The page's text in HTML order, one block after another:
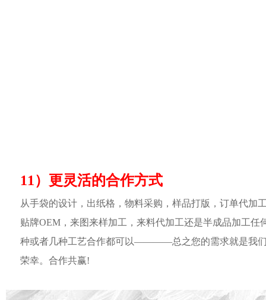
11）更灵活的合作方式
从手袋的设计，出纸格，物料采购，样品打版，订单代加
贴牌OEM，来图来样加工，来料代加工还是半成品加工任
种或者几种工艺合作都可以————总之您的需求就是我
荣幸。合作共赢!